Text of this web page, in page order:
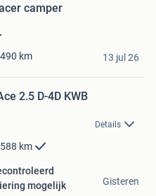
camper
km 13 jul 26
2.5 D-4D KWB
Details
km
mogelijk
Gisteren